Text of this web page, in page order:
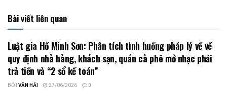
Bài viết liên quan
Luật gia Hồ Minh Sơn: Phân tích tình huống pháp lý về về
quy định nhà hàng, khách sạn, quán cà phê mở nhạc phải
trả tiền và “2 sổ kế toán”
BỞI VĂN HẢI 27/06/2026 0